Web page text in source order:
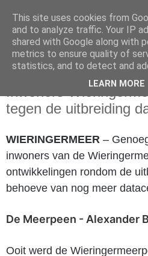
vrijdag 23 oktober 2020
Inwoners
tegen de uitbreiding
WIERINGERMEER –
inwoners van de
ontwikkelingen rondom de
behoeve van nog meer
De Meerpeen - Alexander
Ooit werd de
This site uses cookies from
and to analyze traffic. Your IP
shared with Google along with
metrics to ensure quality of
statistics, and to detect and
LEARN MORE